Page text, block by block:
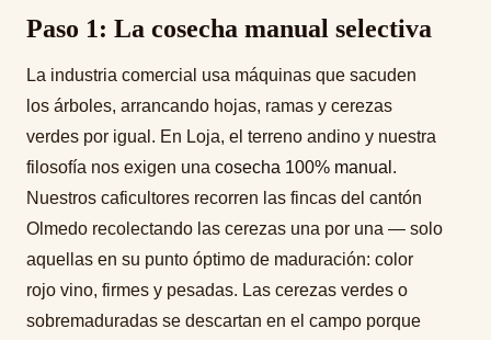
Paso 1: La cosecha manual selectiva
La industria comercial usa máquinas que sacuden
los árboles, arrancando hojas, ramas y cerezas
verdes por igual. En Loja, el terreno andino y nuestra
filosofía nos exigen una cosecha 100% manual .
Nuestros caficultores recorren las fincas del cantón
Olmedo recolectando las cerezas una por una — solo
aquellas en su punto óptimo de maduración: color
rojo vino, firmes y pesadas. Las cerezas verdes o
sobremaduradas se descartan en el campo porque